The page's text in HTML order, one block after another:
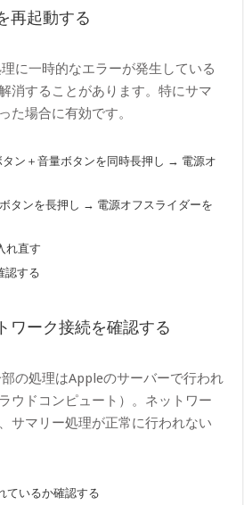
再起動する
に一時的なエラーが発生している
消することがあります。特にサマ
た場合に有効です。
タン＋音量ボタンを同時長押し → 電源オ
タンを長押し → 電源オフスライダーを
れ直す
認する
ワーク接続を確認する
の処理はAppleのサーバーで行われ
ウドコンピュート）。ネットワー
サマリー処理が正常に行われない
ているか確認する